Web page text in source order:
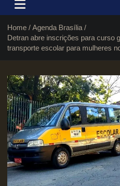
Home
Agenda Brasília
Detran abre inscrições para curso
transporte escolar para mulheres